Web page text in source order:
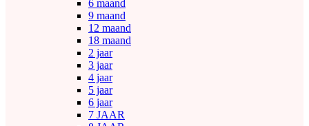
6 maand
9 maand
12 maand
18 maand
2 jaar
3 jaar
4 jaar
5 jaar
6 jaar
7 JAAR